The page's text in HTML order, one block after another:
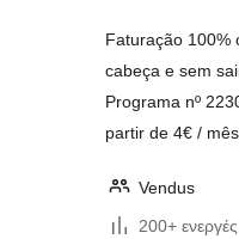
Faturação 100%
cabeça e sem
Programa nº
partir de 4€ / mês.
Vendus
200+